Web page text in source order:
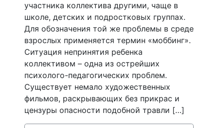
участника коллектива другими, чаще в
школе, детских и подростковых группах.
Для обозначения той же проблемы в среде
взрослых применяется термин «моббинг».
Ситуация непринятия ребенка
коллективом – одна из острейших
психолого-педагогических проблем.
Существует немало художественных
фильмов, раскрывающих без прикрас и
цензуры опасности подобной травли […]